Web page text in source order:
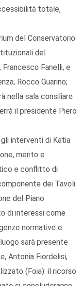
totale,
del Conservatorio
del
Fanelli, e
Rocco Guarino;
nella sala consiliare
il presidente Piero
interventi di Katia
merito e
e conflitto di
dei Tavoli
del Piano
di interessi come
normative e
sarà presente
Antonia Fiordelisi,
(Foia): il ricorso